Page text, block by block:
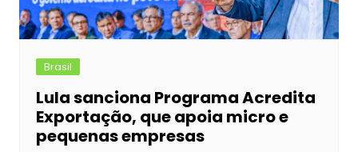
Brasil
Lula sanciona Programa Acredita
Exportação, que apoia micro e
pequenas empresas